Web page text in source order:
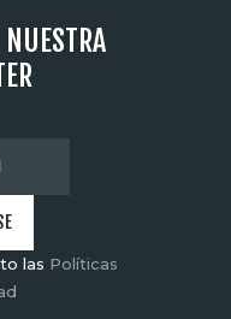
las Políticas